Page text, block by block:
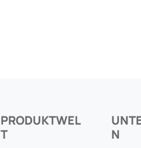
PRODUKTWEL
T
N